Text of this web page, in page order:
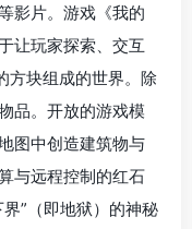
影片。游戏《我的
让玩家探索、交互
方块组成的世界。除
品。开放的游戏模
图中创造建筑物与
与远程控制的红石
”（即地狱）的神秘